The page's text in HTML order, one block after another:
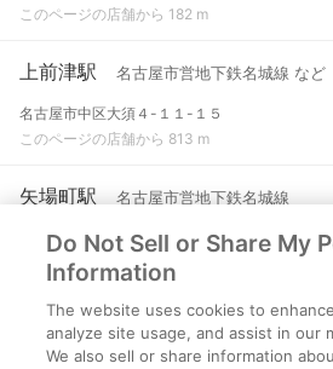
このページの店舗から 182 m
上前津駅 名古屋市営地下鉄名城線 など
名古屋市中区大須４-１１-１５
このページの店舗から 813 m
矢場町駅 名古屋市営地下鉄名城線
名古屋市中区栄３-３１-１３
このページの店舗から 1.1 km
東別院駅 名古屋市営地下鉄名城線
名古屋市中区大井町３-２４
Do Not Sell or Share My
Information
The website uses cookies to
analyze site usage, and assist in our
We also sell or share information